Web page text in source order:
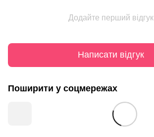
Додайте перший відгук
Написати відгук
Поширити у соцмережах